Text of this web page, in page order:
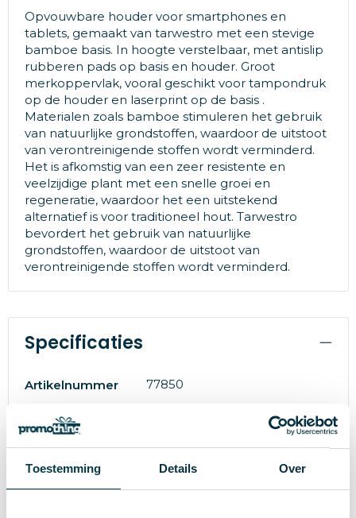
Toestemming Details Over
Opvouwbare houder voor smartphones en
tablets, gemaakt van tarwestro met een stevige
bamboe basis. In hoogte verstelbaar, met antislip
rubberen pads op basis en houder. Groot
merkoppervlak, vooral geschikt voor tampondruk
op de houder en laserprint op de basis .
Materialen zoals bamboe stimuleren het gebruik
van natuurlijke grondstoffen, waardoor de uitstoot
van verontreinigende stoffen wordt verminderd.
Het is afkomstig van een zeer resistente en
veelzijdige plant met een snelle groei en
regeneratie, waardoor het een uitstekend
alternatief is voor traditioneel hout. Tarwestro
bevordert het gebruik van natuurlijke
grondstoffen, waardoor de uitstoot van
verontreinigende stoffen wordt verminderd.
Specificaties
Artikelnummer 77850
Merk
Gewicht 90 g